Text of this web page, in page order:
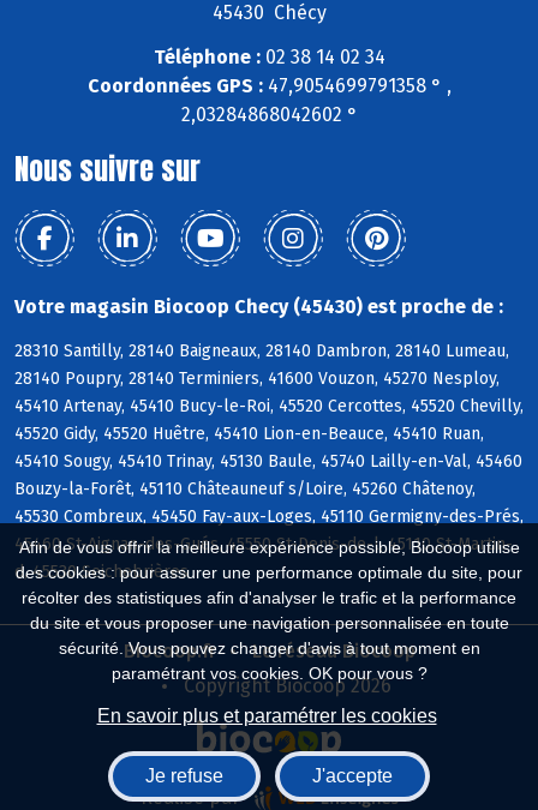
Afin de vous offrir la meilleure expérience possible, Biocoop utilise
des cookies : pour assurer une performance optimale du site, pour
récolter des statistiques afin d'analyser le trafic et la performance
du site et vous proposer une navigation personnalisée en toute
sécurité. Vous pouvez changer d'avis à tout moment en
paramétrant vos cookies. OK pour vous ?
En savoir plus et paramétrer les cookies
Je refuse J'accepte
45430 Chécy
Téléphone :02 38 14 02 34
Coordonnées GPS :47,9054699791358 ° ,
2,03284868042602 °
Nous suivre sur
Votre magasin Biocoop Checy (45430) est proche de :
28310 Santilly, 28140 Baigneaux, 28140 Dambron, 28140 Lumeau,
28140 Poupry, 28140 Terminiers, 41600 Vouzon, 45270 Nesploy,
45410 Artenay, 45410 Bucy-le-Roi, 45520 Cercottes, 45520 Chevilly,
45520 Gidy, 45520 Huêtre, 45410 Lion-en-Beauce, 45410 Ruan,
45410 Sougy, 45410 Trinay, 45130 Baule, 45740 Lailly-en-Val, 45460
Bouzy-la-Forêt, 45110 Châteauneuf s/Loire, 45260 Châtenoy,
45530 Combreux, 45450 Fay-aux-Loges, 45110 Germigny-des-Prés,
45460 St-Aignan-des-Gués, 45550 St-Denis-de-l, 45110 St-Martin-
d, 45530 Seichebrières
Biocoop.fr
Le réseau Biocoop
Copyright Biocoop 2026
Réalisé par